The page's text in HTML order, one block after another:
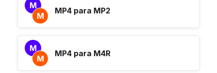
M
M
MP4 para MP2
M
M
MP4 para M4R